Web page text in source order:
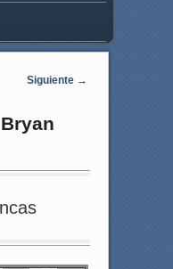
Siguiente →